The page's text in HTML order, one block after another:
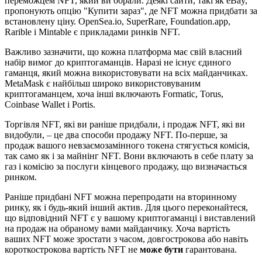
пропонують опцію "Купити зараз", де NFT можна придбати за
встановлену ціну. OpenSea.io, SuperRare, Foundation.app,
Rarible і Mintable є прикладами ринків NFT.
Важливо зазначити, що кожна платформа має свій власний
набір вимог до криптогаманців. Наразі не існує єдиного
гаманця, який можна використовувати на всіх майданчиках.
MetaMask є найбільш широко використовуваним
криптогаманцем, хоча інші включають Formatic, Torus,
Coinbase Wallet і Portis.
Торгівля NFT, які ви раніше придбали, і продаж NFT, які ви
видобули, – це два способи продажу NFT. По-перше, за
продаж вашого невзаємозамінного токена стягується комісія,
так само як і за майнінг NFT. Вони включають в себе плату за
газ і комісію за послуги кінцевого продажу, що визначається
ринком.
Раніше придбані NFT можна перепродати на вторинному
ринку, як і будь-який інший актив. Для цього переконайтеся,
що відповідний NFT є у вашому криптогаманці і виставлений
на продаж на обраному вами майданчику. Хоча вартість
ваших NFT може зростати з часом, довгострокова або навіть
короткострокова вартість NFT не може бути гарантована.